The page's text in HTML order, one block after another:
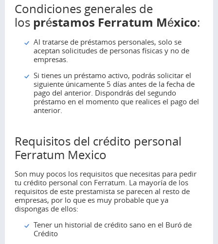
Condiciones generales de
los préstamos Ferratum México:
Al tratarse de préstamos personales, solo se
aceptan solicitudes de personas físicas y no de
empresas.
Si tienes un préstamo activo, podrás solicitar el
siguiente únicamente 5 días antes de la fecha de
pago del anterior. Dispondrás del segundo
préstamo en el momento que realices el pago del
anterior.
Requisitos del crédito personal
Ferratum Mexico
Son muy pocos los requisitos que necesitas para pedir
tu crédito personal con Ferratum. La mayoría de los
requisitos de este prestamista se parecen al resto de
empresas, por lo que es muy probable que ya
dispongas de ellos:
Tener un historial de crédito sano en el Buró de
Crédito